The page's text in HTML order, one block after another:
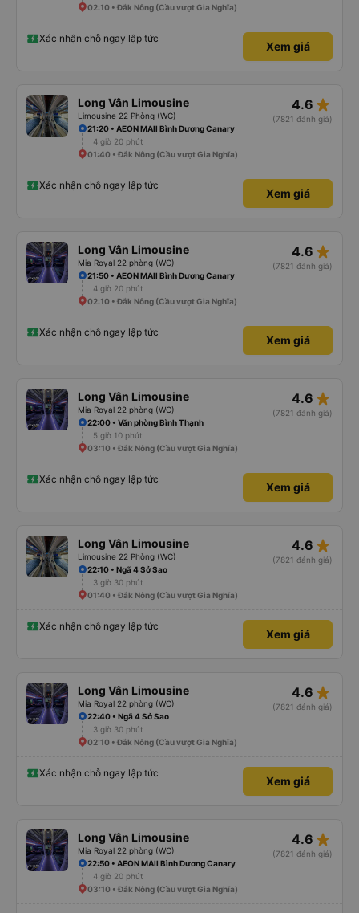
02:10 • Đắk Nông (Cầu vượt Gia Nghĩa)
Xác nhận chỗ ngay lập tức
Xem giá
Long Vân Limousine
Limousine 22 Phòng (WC)
4.6 star_rate
(7821 đánh giá)
21:20 • AEON MAll Bình Dương Canary
4 giờ 20 phút
01:40 • Đắk Nông (Cầu vượt Gia Nghĩa)
Xác nhận chỗ ngay lập tức
Xem giá
Long Vân Limousine
Mia Royal 22 phòng (WC)
4.6 star_rate
(7821 đánh giá)
21:50 • AEON MAll Bình Dương Canary
4 giờ 20 phút
02:10 • Đắk Nông (Cầu vượt Gia Nghĩa)
Xác nhận chỗ ngay lập tức
Xem giá
Long Vân Limousine
Mia Royal 22 phòng (WC)
4.6 star_rate
(7821 đánh giá)
22:00 • Văn phòng Bình Thạnh
5 giờ 10 phút
03:10 • Đắk Nông (Cầu vượt Gia Nghĩa)
Xác nhận chỗ ngay lập tức
Xem giá
Long Vân Limousine
Limousine 22 Phòng (WC)
4.6 star_rate
(7821 đánh giá)
22:10 • Ngã 4 Sở Sao
3 giờ 30 phút
01:40 • Đắk Nông (Cầu vượt Gia Nghĩa)
Xác nhận chỗ ngay lập tức
Xem giá
Long Vân Limousine
Mia Royal 22 phòng (WC)
4.6 star_rate
(7821 đánh giá)
22:40 • Ngã 4 Sở Sao
3 giờ 30 phút
02:10 • Đắk Nông (Cầu vượt Gia Nghĩa)
Xác nhận chỗ ngay lập tức
Xem giá
Long Vân Limousine
Mia Royal 22 phòng (WC)
4.6 star_rate
(7821 đánh giá)
22:50 • AEON MAll Bình Dương Canary
4 giờ 20 phút
03:10 • Đắk Nông (Cầu vượt Gia Nghĩa)